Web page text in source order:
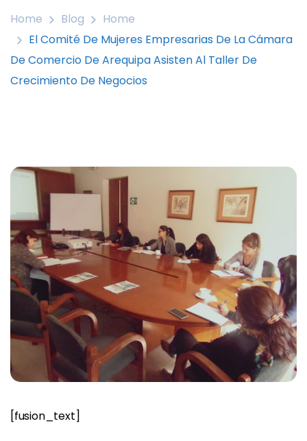
Home Blog
Home
El Comité De Mujeres Empresarias De La Cámara
De Comercio De Arequipa Asisten Al Taller De
Crecimiento De Negocios
[fusion_text]